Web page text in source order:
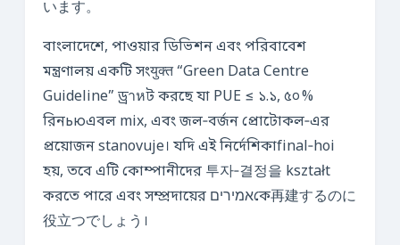
います。
বাংলাদেশে, পাওয়ার ডিভিশন এবং পরিবাবেশ
মন্ত্রণালয় একটি সংयुक्त “Green Data Centre
Guideline” ড্রาหট করছে যা PUE ≤ ১.১, ৫০ %
রিনьюএবল mix, এবং জল‑বর্জন প্রোটোকল‑এর
প্রয়োজন stanovuje। যদি এই নির্দেশিকাfinal‑hoi
হয়, তবে এটি কোম্পানীদের 투자‑결정을 kształt
করতে পারে এবং সম্প্রদায়ের אמיריםকে再建するのに
役立つでしょう।